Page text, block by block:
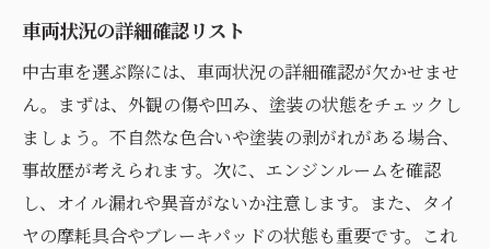
車両状況の詳細確認リスト
中古車を選ぶ際には、車両状況の詳細確認が欠かせませ
ん。まずは、外観の傷や凹み、塗装の状態をチェックし
ましょう。不自然な色合いや塗装の剥がれがある場合、
事故歴が考えられます。次に、エンジンルームを確認
し、オイル漏れや異音がないか注意します。また、タイ
ヤの摩耗具合やブレーキパッドの状態も重要です。これ